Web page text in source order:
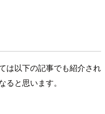
は以下の記事でも紹介され
と思います。